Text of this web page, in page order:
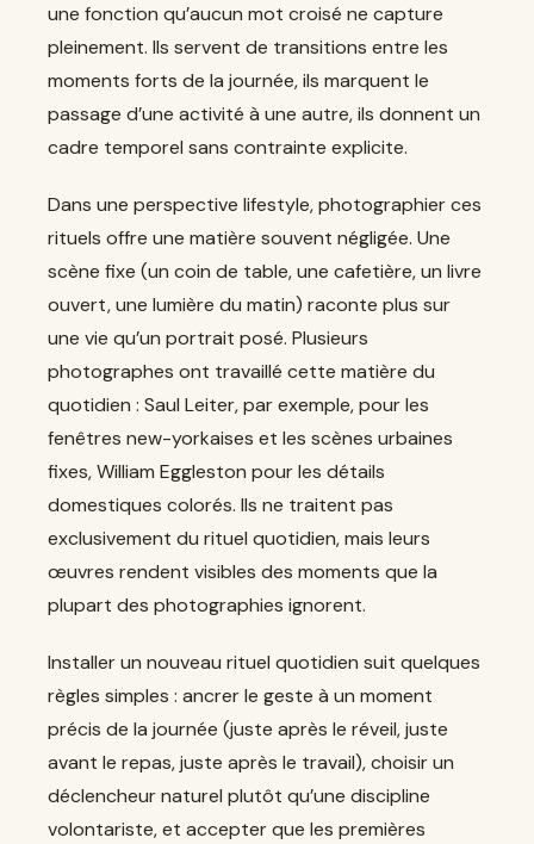
une fonction qu’aucun mot croisé ne capture
pleinement. Ils servent de transitions entre les
moments forts de la journée, ils marquent le
passage d’une activité à une autre, ils donnent un
cadre temporel sans contrainte explicite.
Dans une perspective lifestyle, photographier ces
rituels offre une matière souvent négligée. Une
scène fixe (un coin de table, une cafetière, un livre
ouvert, une lumière du matin) raconte plus sur
une vie qu’un portrait posé. Plusieurs
photographes ont travaillé cette matière du
quotidien : Saul Leiter, par exemple, pour les
fenêtres new-yorkaises et les scènes urbaines
fixes, William Eggleston pour les détails
domestiques colorés. Ils ne traitent pas
exclusivement du rituel quotidien, mais leurs
œuvres rendent visibles des moments que la
plupart des photographies ignorent.
Installer un nouveau rituel quotidien suit quelques
règles simples : ancrer le geste à un moment
précis de la journée (juste après le réveil, juste
avant le repas, juste après le travail), choisir un
déclencheur naturel plutôt qu’une discipline
volontariste, et accepter que les premières